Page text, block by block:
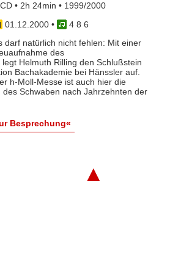
• 2h 24min • 1999/2000
01.12.2000•
4 8 6
darf natürlich nicht fehlen: Mit einer
des
Helmuth Rilling den Schlußstein
Bachakademie bei Hänssler auf.
h-Moll-Messe ist auch hier die
des Schwaben nach Jahrzehnten der
Besprechung«
▲